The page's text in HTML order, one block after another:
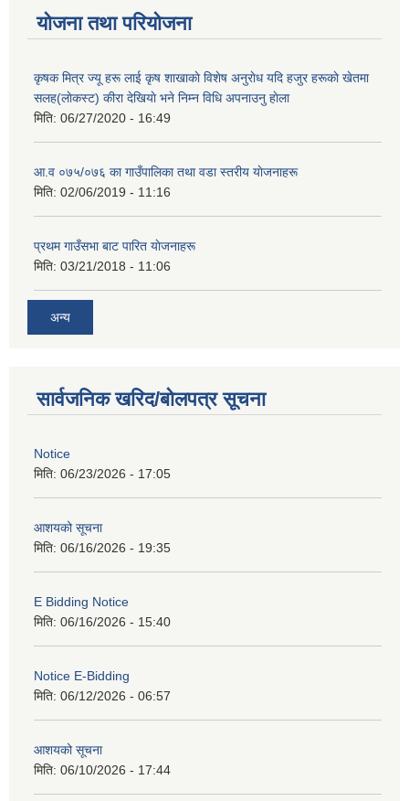
योजना तथा परियोजना
कृषक मित्र ज्यू हरू लाई कृष शाखाकाे विशेष अनुराेध यदि हजुर हरूकाे खेतमा
सलह(लाेकस्ट) कीरा देखियाे भने निम्न विधि अपनाउनु हाेला
मिति: 06/27/2020 - 16:49
आ‍.व ०७५/०७६ का गाउँपालिका तथा वडा स्तरीय याेजनाहरू
मिति: 02/06/2019 - 11:16
प्रथम गाउँसभा बाट पारित याेजनाहरू
मिति: 03/21/2018 - 11:06
अन्य
सार्वजनिक खरिद/बोलपत्र सूचना
Notice
मिति: 06/23/2026 - 17:05
आशयको सूचना
मिति: 06/16/2026 - 19:35
E Bidding Notice
मिति: 06/16/2026 - 15:40
Notice E-Bidding
मिति: 06/12/2026 - 06:57
आशयको सूचना
मिति: 06/10/2026 - 17:44